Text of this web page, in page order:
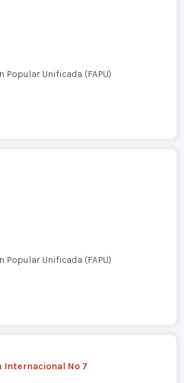
Popular Unificada (FAPU)
Popular Unificada (FAPU)
Internacional Nº 7